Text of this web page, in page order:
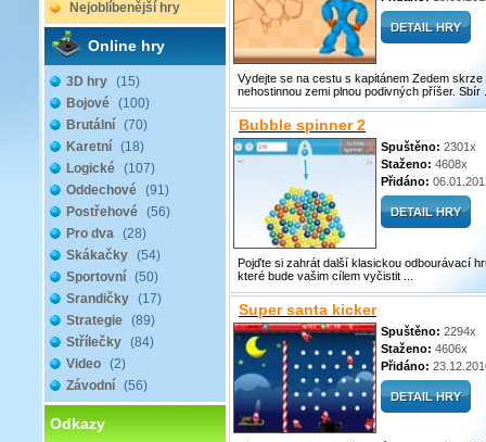
Nejoblíbenější hry
Online hry
3D hry (15)
Bojové (100)
Brutální (70)
Karetní (18)
Logické (107)
Oddechové (91)
Postřehové (56)
Pro dva (28)
Skákačky (54)
Sportovní (50)
Srandičky (17)
Strategie (89)
Střílečky (84)
Video (2)
Závodní (56)
Odkazy
Vydejte se na cestu s kapitánem Zedem skrze
nehostinnou zemi plnou podivných příšer. Sbír
Bubble spinner 2
Spuštěno: 2301x
Staženo: 4608x
Přidáno:
Pojďte si zahrát další klasickou odbourávací
které bude vašim cílem vyčistit ...
Super santa kicker
Spuštěno: 2294x
Staženo: 4606x
Přidáno: